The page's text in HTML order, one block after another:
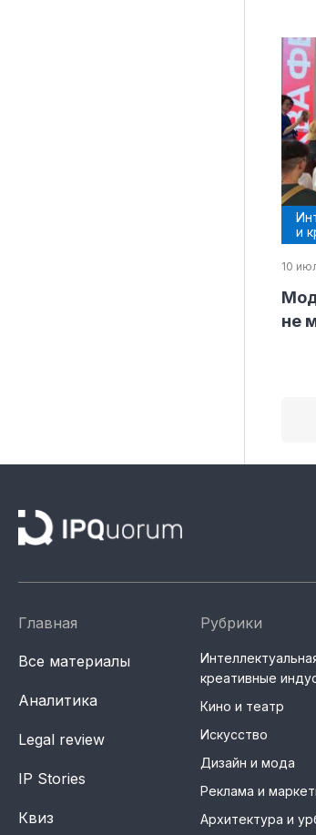
и
10
не
Главная
Все материалы
Аналитика
Legal review
IP Stories
Квиз
Рубрики
креативные
Кино и театр
Искусство
Дизайн и мода
Реклама и
Архитектура и